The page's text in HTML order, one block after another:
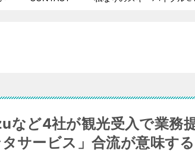
など4社が観光受入で業務
サービス」合流が意味する